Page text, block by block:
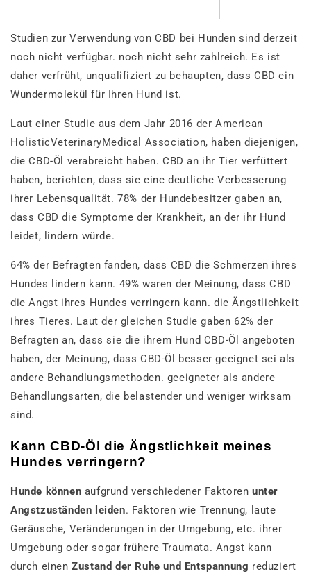
Studien zur Verwendung von CBD bei Hunden sind derzeit
noch nicht verfügbar. noch nicht sehr zahlreich. Es ist
daher verfrüht, unqualifiziert zu behaupten, dass CBD ein
Wundermolekül für Ihren Hund ist.
Laut einer Studie aus dem Jahr 2016 der American
HolisticVeterinaryMedical Association, haben diejenigen,
die CBD-Öl verabreicht haben. CBD an ihr Tier verfüttert
haben, berichten, dass sie eine deutliche Verbesserung
ihrer Lebensqualität. 78% der Hundebesitzer gaben an,
dass CBD die Symptome der Krankheit, an der ihr Hund
leidet, lindern würde.
64% der Befragten fanden, dass CBD die Schmerzen ihres
Hundes lindern kann. 49% waren der Meinung, dass CBD
die Angst ihres Hundes verringern kann. die Ängstlichkeit
ihres Tieres. Laut der gleichen Studie gaben 62% der
Befragten an, dass sie die ihrem Hund CBD-Öl angeboten
haben, der Meinung, dass CBD-Öl besser geeignet sei als
andere Behandlungsmethoden. geeigneter als andere
Behandlungsarten, die belastender und weniger wirksam
sind.
Kann CBD-Öl die Ängstlichkeit meines
Hundes verringern?
Hunde können aufgrund verschiedener Faktorenunter
Angstzuständen leiden. Faktoren wie Trennung, laute
Geräusche, Veränderungen in der Umgebung, etc. ihrer
Umgebung oder sogar frühere Traumata. Angst kann
durch einenZustand der Ruhe und Entspannung reduziert